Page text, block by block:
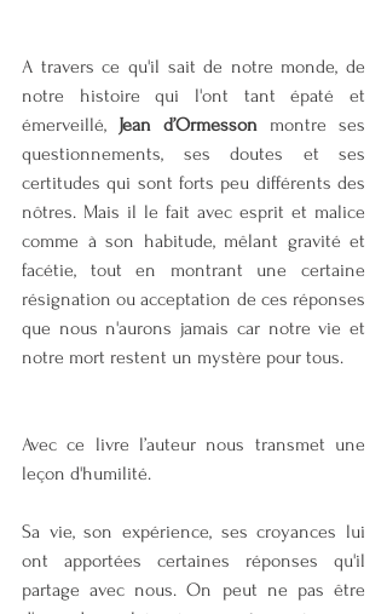
A travers ce qu'il sait de notre monde, de
notre histoire qui l'ont tant épaté et
émerveillé, Jean d’Ormesson montre ses
questionnements, ses doutes et ses
certitudes qui sont forts peu différents des
nôtres. Mais il le fait avec esprit et malice
comme à son habitude, mêlant gravité et
facétie, tout en montrant une certaine
résignation ou acceptation de ces réponses
que nous n'aurons jamais car notre vie et
notre mort restent un mystère pour tous.
Avec ce livre l’auteur nous transmet une
leçon d'humilité.
Sa vie, son expérience, ses croyances lui
ont apportées certaines réponses qu'il
partage avec nous. On peut ne pas être